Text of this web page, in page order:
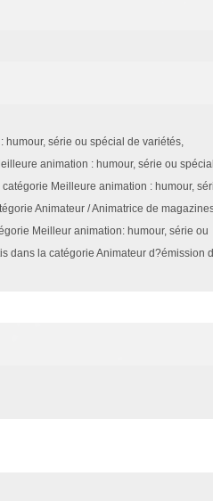
série ou spécial de variétés,
animation : humour, série ou spécial
Meilleure animation : humour,
Animateur / Animatrice de
Meilleur animation: humour, série ou
dans la catégorie Animateur d?émission